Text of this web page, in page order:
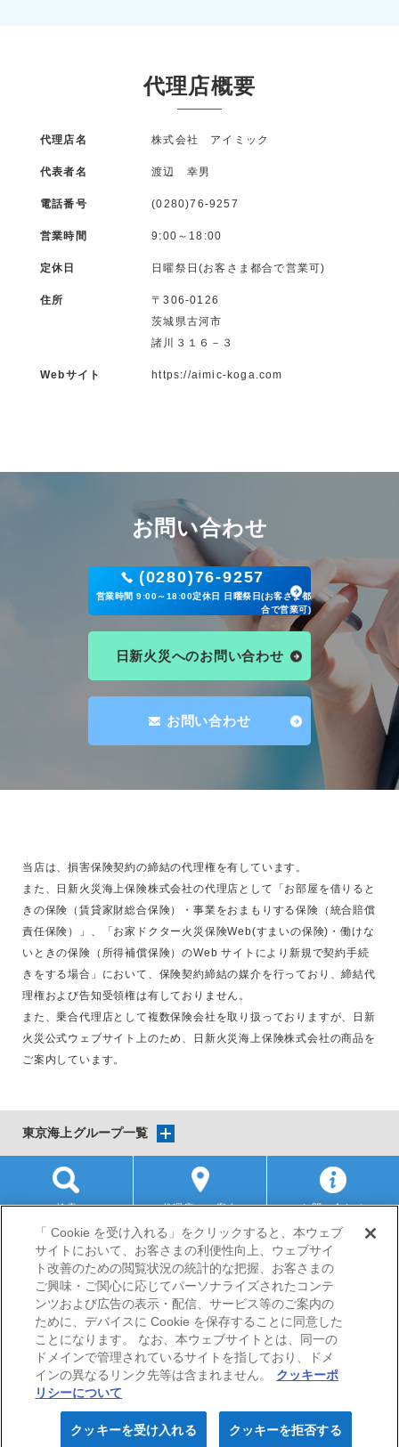
代理店概要
代理店名 株式会社 アイミック
代表者名 渡辺 幸男
電話番号 (0280)76-9257
営業時間 9:00～18:00
定休日 日曜祭日(お客さま都合で営業可)
住所
〒306-0126
茨城県古河市
諸川３１６－３
Webサイト https://aimic-koga.com
お問い合わせ
(0280)76-9257
営業時間 9:00～18:00定休日 日曜祭日(お客さま都
合で営業可)
日新火災へのお問い合わせ
お問い合わせ
当店は、損害保険契約の締結の代理権を有しています。
また、日新火災海上保険株式会社の代理店として「お部屋を借りると
きの保険（賃貸家財総合保険）・事業をおまもりする保険（統合賠償
責任保険）」、「お家ドクター火災保険Web(すまいの保険)・働けな
いときの保険（所得補償保険）のWeb サイトにより新規で契約手続
きをする場合」において、保険契約締結の媒介を行っており、締結代
理権および告知受領権は有しておりません。
また、乗合代理店として複数保険会社を取り扱っておりますが、日新
火災公式ウェブサイト上のため、日新火災海上保険株式会社の商品を
ご案内しています。
東京海上グループ一覧
検索 代理店のご案内 お問い合わせ
サイトマップ 当サイトのご利用にあたって勧誘方針
プライバシーポリシー
（個人情報のお取扱いについて）
© Nisshin Fire & Marine Insurance Co.,Ltd. All Rights
Reserved.
「 Cookie を受け入れる」をクリックすると、本ウェブ
サイトにおいて、お客さまの利便性向上、ウェブサイ
ト改善のための閲覧状況の統計的な把握、お客さまの
ご興味・ご関心に応じてパーソナライズされたコンテ
ンツおよび広告の表示・配信、サービス等のご案内の
ために、デバイスに Cookie を保存することに同意した
ことになります。 なお、本ウェブサイトとは、同一の
ドメインで管理されているサイトを指しており、ドメ
インの異なるリンク先等は含まれません。
クッキーポ
リシーについて
クッキーを拒否する
クッキーを受け入れる